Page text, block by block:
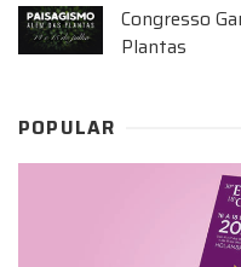
Congresso
Plantas
POPULAR